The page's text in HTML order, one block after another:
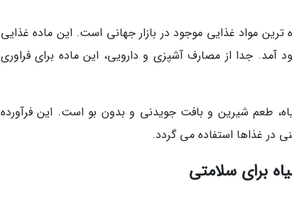
مواد غذایی موجود در بازار جهانی است. این ماده غذایی
آمد. جدا از مصارف آشپزی و دارویی، این ماده برای فراوری
طعم شیرین و بافت جویدنی و بدون بو است. این فرآورده
در غذاها استفاده می گردد.